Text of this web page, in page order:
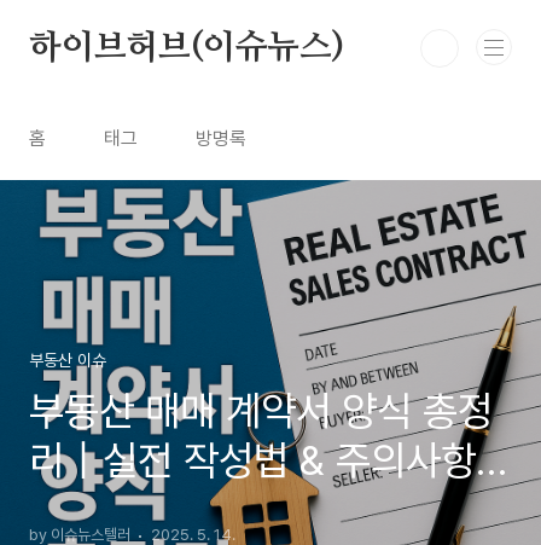
하이브허브(이슈뉴스)
홈 태그 방명록
부동산 이슈
부동산 매매 계약서 양식 총정
리｜실전 작성법 & 주의사항까
지 한눈에
by 이슈뉴스텔러 2025. 5. 14.